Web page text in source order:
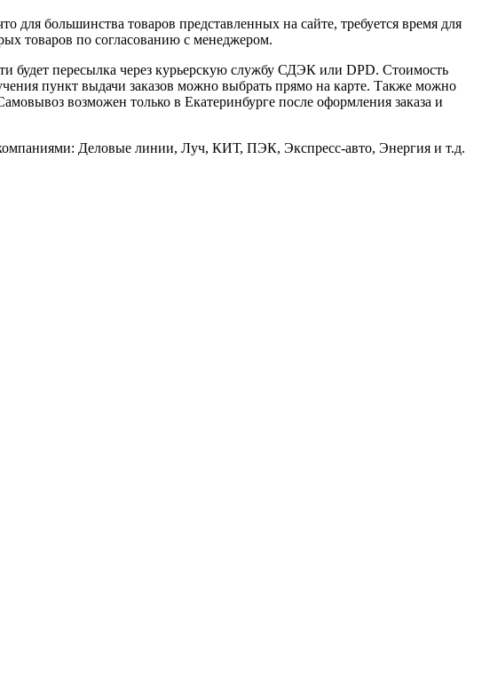
большинства товаров представленных на сайте, требуется время для
товаров по согласованию с менеджером.
будет пересылка через курьерскую службу СДЭК или DPD. Стоимость
пункт выдачи заказов можно выбрать прямо на карте. Также можно
возможен только в Екатеринбурге после оформления заказа и
Деловые линии, Луч, КИТ, ПЭК, Экспресс-авто, Энергия и т.д.